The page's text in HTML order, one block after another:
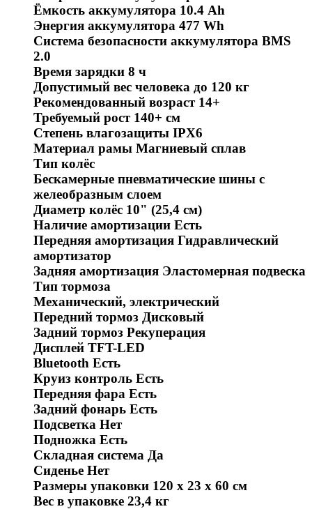
Ёмкость аккумулятора 10.4 Ah
Энергия аккумулятора 477 Wh
Система безопасности аккумулятора BMS
2.0
Время зарядки 8 ч
Допустимый вес человека до 120 кг
Рекомендованный возраст 14+
Требуемый рост 140+ см
Степень влагозащиты IPX6
Материал рамы Магниевый сплав
Тип колёс
Бескамерные пневматические шины с
желеобразным слоем
Диаметр колёс 10" (25,4 см)
Наличие амортизации Есть
Передняя амортизация Гидравлический
амортизатор
Задняя амортизация Эластомерная подвеска
Тип тормоза
Механический, электрический
Передний тормоз Дисковый
Задний тормоз Рекуперация
Дисплей TFT-LED
Bluetooth Есть
Круиз контроль Есть
Передняя фара Есть
Задний фонарь Есть
Подсветка Нет
Подножка Есть
Складная система Да
Сиденье Нет
Размеры упаковки 120 х 23 х 60 см
Вес в упаковке 23,4 кг